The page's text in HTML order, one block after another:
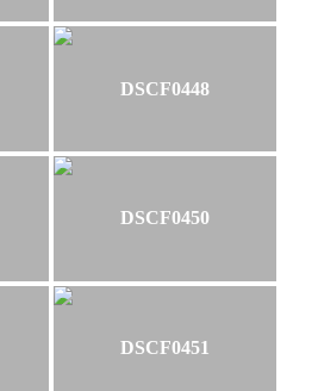
DSCF0448
DSCF0450
DSCF0451